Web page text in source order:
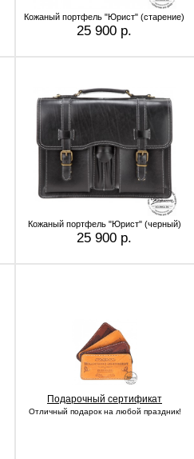
Кожаный портфель "Юрист" (старение)
25 900 р.
Кожаный портфель "Юрист" (черный)
25 900 р.
Подарочный сертификат
Отличный подарок на любой праздник!